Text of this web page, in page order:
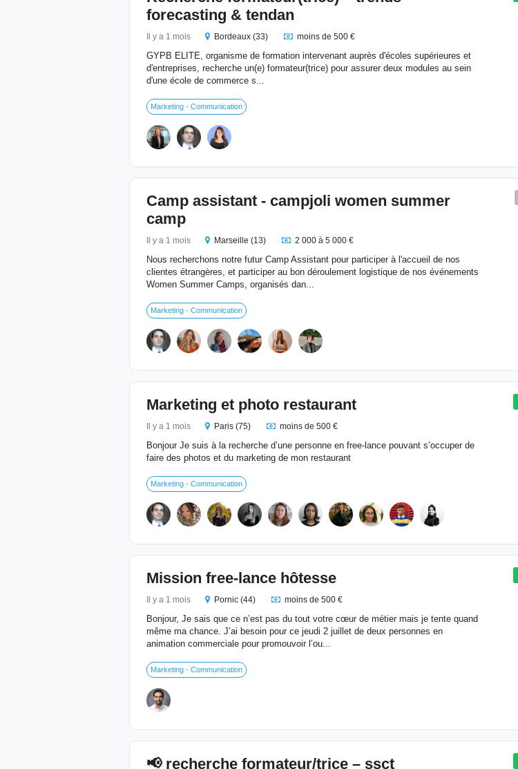
forecasting & tendan
Il y a 1 mois Bordeaux (33) moins de 500 €
GYPB ELITE, organisme de formation intervenant auprès d'écoles supérieures et
d'entreprises, recherche un(e) formateur(trice) pour assurer deux modules au sein
d'une école de commerce s...
Marketing - Communication
Camp assistant - campjoli women summer
camp
Il y a 1 mois Marseille (13) 2 000 à 5 000 €
Nous recherchons notre futur Camp Assistant pour participer à l'accueil de nos
clientes étrangères, et participer au bon déroulement logistique de nos événements
Women Summer Camps, organisés dan...
Marketing - Communication
Marketing et photo restaurant
Il y a 1 mois Paris (75) moins de 500 €
Bonjour Je suis à la recherche d’une personne en free-lance pouvant s’occuper de
faire des photos et du marketing de mon restaurant
Marketing - Communication
Mission free-lance hôtesse
Il y a 1 mois Pornic (44) moins de 500 €
Bonjour, Je sais que ce n’est pas du tout votre cœur de métier mais je tente quand
même ma chance. J’ai besoin pour ce jeudi 2 juillet de deux personnes en
animation commerciale pour promouvoir l’ou...
Marketing - Communication
📢 recherche formateur/trice – ssct